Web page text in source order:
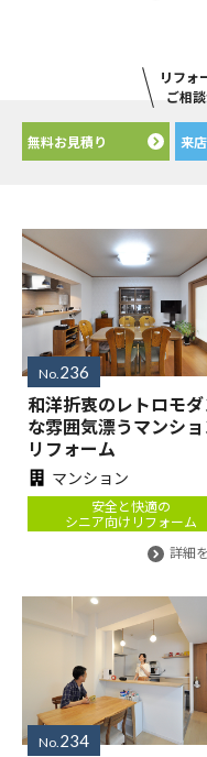
リフォ
ご相
無料お見積り 来
No.236
和洋折衷のレトロモ
な雰囲気漂うマンシ
リフォーム
マンション
安全と快適の
シニア向けリフォーム
詳細
No. 234